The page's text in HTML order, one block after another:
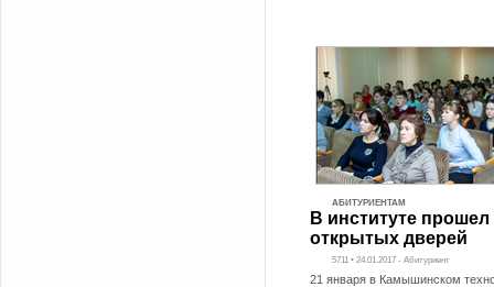
АБИТУРИЕНТАМ
В институте
открытых дверей
5711 • 24.01.2017 - Абитуриент
21 января в Камышинском